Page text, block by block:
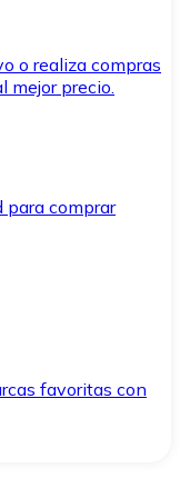
o realiza compras
mejor precio.
para comprar
favoritas con